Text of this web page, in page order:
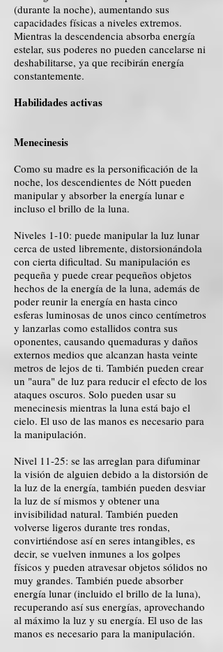
(durante la noche), aumentando sus
capacidades físicas a niveles extremos.
Mientras la descendencia absorba energía
estelar, sus poderes no pueden cancelarse ni
deshabilitarse, ya que recibirán energía
constantemente.
Habilidades activas
Menecinesis
Como su madre es la personificación de la
noche, los descendientes de Nótt pueden
manipular y absorber la energía lunar e
incluso el brillo de la luna.
Niveles 1-10: puede manipular la luz lunar
cerca de usted libremente, distorsionándola
con cierta dificultad. Su manipulación es
pequeña y puede crear pequeños objetos
hechos de la energía de la luna, además de
poder reunir la energía en hasta cinco
esferas luminosas de unos cinco centímetros
y lanzarlas como estallidos contra sus
oponentes, causando quemaduras y daños
externos medios que alcanzan hasta veinte
metros de lejos de ti. También pueden crear
un "aura" de luz para reducir el efecto de los
ataques oscuros. Solo pueden usar su
menecinesis mientras la luna está bajo el
cielo. El uso de las manos es necesario para
la manipulación.
Nivel 11-25: se las arreglan para difuminar
la visión de alguien debido a la distorsión de
la luz de la energía, también pueden desviar
la luz de sí mismos y obtener una
invisibilidad natural. También pueden
volverse ligeros durante tres rondas,
convirtiéndose así en seres intangibles, es
decir, se vuelven inmunes a los golpes
físicos y pueden atravesar objetos sólidos no
muy grandes. También puede absorber
energía lunar (incluido el brillo de la luna),
recuperando así sus energías, aprovechando
al máximo la luz y su energía. El uso de las
manos es necesario para la manipulación.